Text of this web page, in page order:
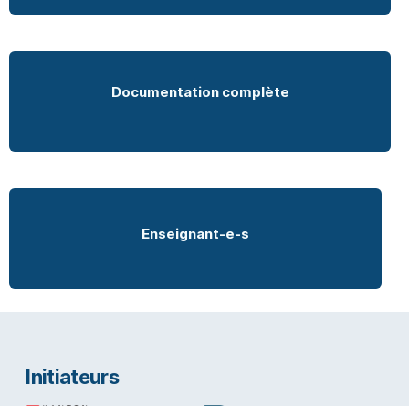
Documentation complète
Enseignant-e-s
Initiateurs